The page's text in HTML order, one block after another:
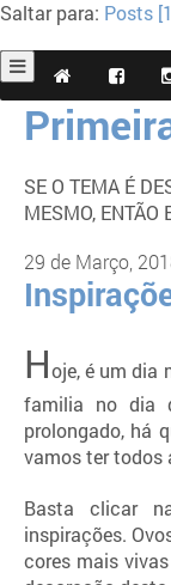
Saltar para: Posts
SE O TEMA É
MESMO, ENTÃO
29 de Março,
Hoje, é um dia
familia no dia
prolongado, há
vamos ter todos
Basta clicar
inspirações.
cores mais